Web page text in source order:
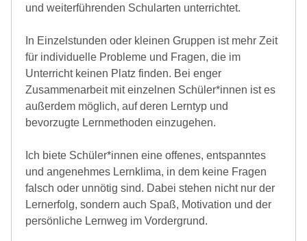
und weiterführenden Schularten unterrichtet.
In Einzelstunden oder kleinen Gruppen ist mehr Zeit
für individuelle Probleme und Fragen, die im
Unterricht keinen Platz finden. Bei enger
Zusammenarbeit mit einzelnen Schüler*innen ist es
außerdem möglich, auf deren Lerntyp und
bevorzugte Lernmethoden einzugehen.
Ich biete Schüler*innen eine offenes, entspanntes
und angenehmes Lernklima, in dem keine Fragen
falsch oder unnötig sind. Dabei stehen nicht nur der
Lernerfolg, sondern auch Spaß, Motivation und der
persönliche Lernweg im Vordergrund.